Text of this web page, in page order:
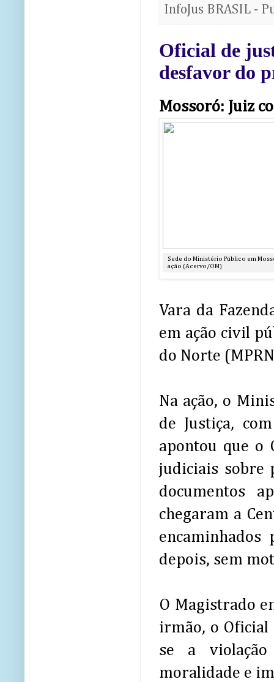
InfoJus BRASIL -
Oficial de
desfavor do
Mossoró: Juiz
Sede do Ministério Público em
ação (Acervo/OM)
Vara da
em ação civil
do Norte
Na ação, o
de Justiça,
apontou que o
judiciais sobre
documentos
chegaram a
depois, sem
O Magistrado
irmão, o Oficial
se a violação
moralidade e